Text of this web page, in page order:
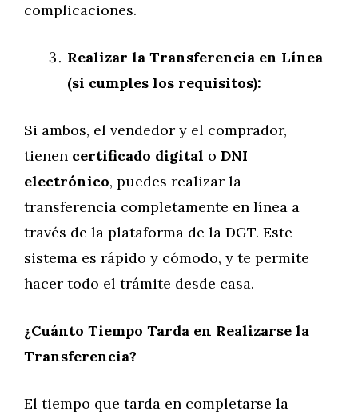
complicaciones.
Realizar la Transferencia en Línea
(si cumples los requisitos):
Si ambos, el vendedor y el comprador,
tienen certificado digital o DNI
electrónico, puedes realizar la
transferencia completamente en línea a
través de la plataforma de la DGT. Este
sistema es rápido y cómodo, y te permite
hacer todo el trámite desde casa.
¿Cuánto Tiempo Tarda en Realizarse la
Transferencia?
El tiempo que tarda en completarse la